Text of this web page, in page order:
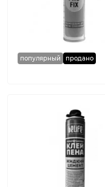
популярный продано